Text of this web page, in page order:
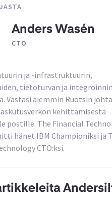
Anders Wasén
CTO
ja -infrastruktuurin,
tietoturvan ja integroinnin
Vastasi aiemmin Ruotsin
kehittämisestä
postille. The Financial
hänet IBM Championiksi ja
CTO:ksi.